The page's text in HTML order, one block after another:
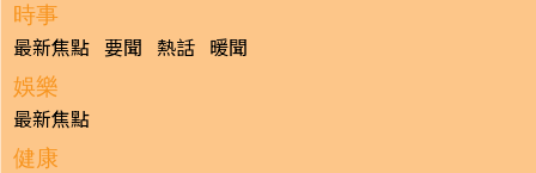
時事
最新焦點 要聞 熱話 暖聞
娛樂
最新焦點
健康